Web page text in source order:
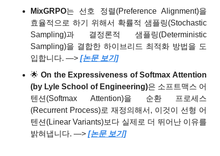
MixGRPO는 선호 정렬(Preference Alignment)을
효율적으로 하기 위해서 확률적 샘플링(Stochastic
Sampling)과 결정론적 샘플링(Deterministic
Sampling)을 결합한 하이브리드 최적화 방법을 도
입합니다. —> [논문 보기]
🌟 On the Expressiveness of Softmax Attention
(by Lyle School of Engineering)은 소프트맥스 어
텐션(Softmax Attention)을 순환 프로세스
(Recurrent Process)로 재정의해서, 이것이 선형 어
텐션(Linear Variants)보다 실제로 더 뛰어난 이유를
밝혀냅니다. —> [논문 보기]